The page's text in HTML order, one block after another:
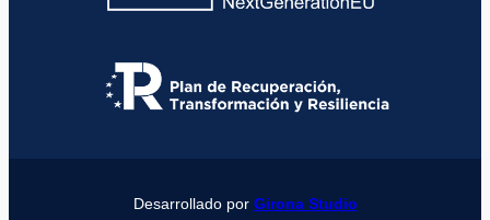
Desarrollado por Girona Studio